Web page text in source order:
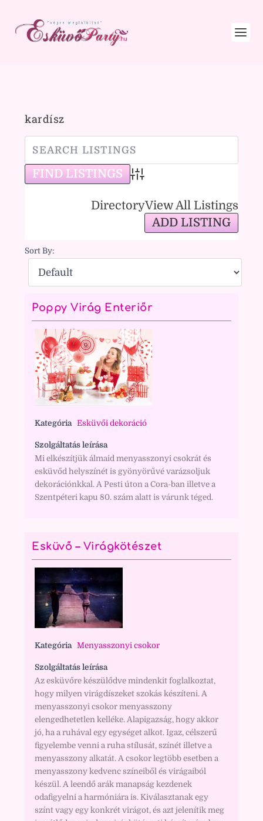
kardísz
Advanced Search
DirectoryView All Listings
ADD LISTING
Sort By:
Poppy Virág Enteriőr
Kategória Esküvői dekoráció
Szolgáltatás leírása
Mi elkészítjük álmaid menyasszonyi csokrát és
esküvőd helyszínét is gyönyörűvé varázsoljuk
dekorációnkkal. A Pesti úton a Cora-ban illetve a
Szentpéteri kapu 80. szám alatt is várunk téged.
Esküvő – Virágkötészet
Kategória Menyasszonyi csokor
Szolgáltatás leírása
Az esküvőre készülődve mindenkit foglalkoztat,
hogy milyen virágdíszeket szokás készíteni. A
menyasszonyi csokor menyasszony
elengedhetetlen kelléke. Alapigazság, hogy akkor
jó, ha a ruhával egy egységet alkot. Igaz, célszerű
figyelembe venni a ruha stílusát, színét illetve a
menyasszony alkatát. A csokor legtöbb esetben a
menyasszony kedvenc színeiből és virágaiból
készül. A leendő arák manapság kezdenek
odafigyelni a harmóniára is. Kiválasztanak egy
színt vagy egy konkrét virágot, és azt jelenítik meg